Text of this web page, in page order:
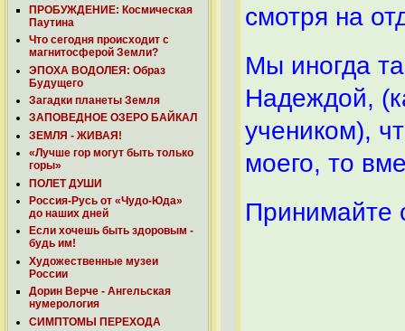
ПРОБУЖДЕНИЕ: Космическая
Паутина
Что сегодня происходит с
магнитосферой Земли?
ЭПОХА ВОДОЛЕЯ: Образ
Будущего
Загадки планеты Земля
ЗАПОВЕДНОЕ ОЗЕРО БАЙКАЛ
ЗЕМЛЯ - ЖИВАЯ!
«Лучше гор могут быть только
горы»
ПОЛЕТ ДУШИ
Россия-Русь от «Чудо-Юда»
до наших дней
Если хочешь быть здоровым -
будь им!
Художественные музеи
России
Дорин Верче - Ангельская
нумерология
СИМПТОМЫ ПЕРЕХОДА
смотря на
Мы иногда
Надеждой,
учеником),
моего, то
Принимайте